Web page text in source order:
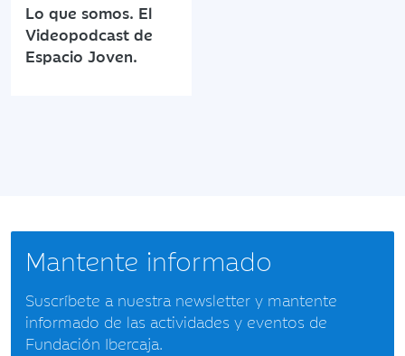
Lo que somos. El
Videopodcast de
Espacio Joven.
Mantente informado
Suscríbete a nuestra newsletter y mantente
informado de las actividades y eventos de
Fundación Ibercaja.